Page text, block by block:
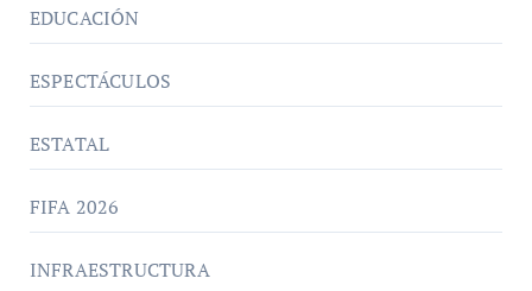
EDUCACIÓN
ESPECTÁCULOS
ESTATAL
FIFA 2026
INFRAESTRUCTURA